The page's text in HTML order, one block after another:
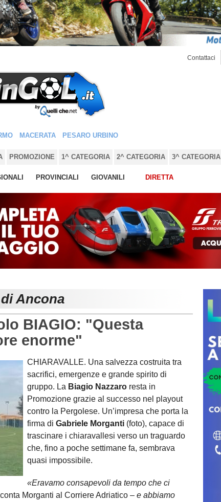
Contattaci
MACERATA PESARO URBINO
PROMOZIONE 1^ CATEGORIA 2^ CATEGORIA 3^ CATEGORIA
PROVINCIALI GIOVANILI DIRETTA
Ancona
BIAGIO: "Questa
enorme"
CHIARAVALLE. Una salvezza costruita tra
sacrifici, emergenze e grande spirito di
gruppo. La Biagio Nazzaro resta in
Promozione grazie al successo nel playout
contro la Pergolese. Un’impresa che porta la
firma di Gabriele Morganti (foto), capace di
trascinare i chiaravallesi verso un traguardo
che, fino a poche settimane fa, sembrava
quasi impossibile.
«Eravamo consapevoli da tempo che ci
Morganti al Corriere Adriatico – e abbiamo